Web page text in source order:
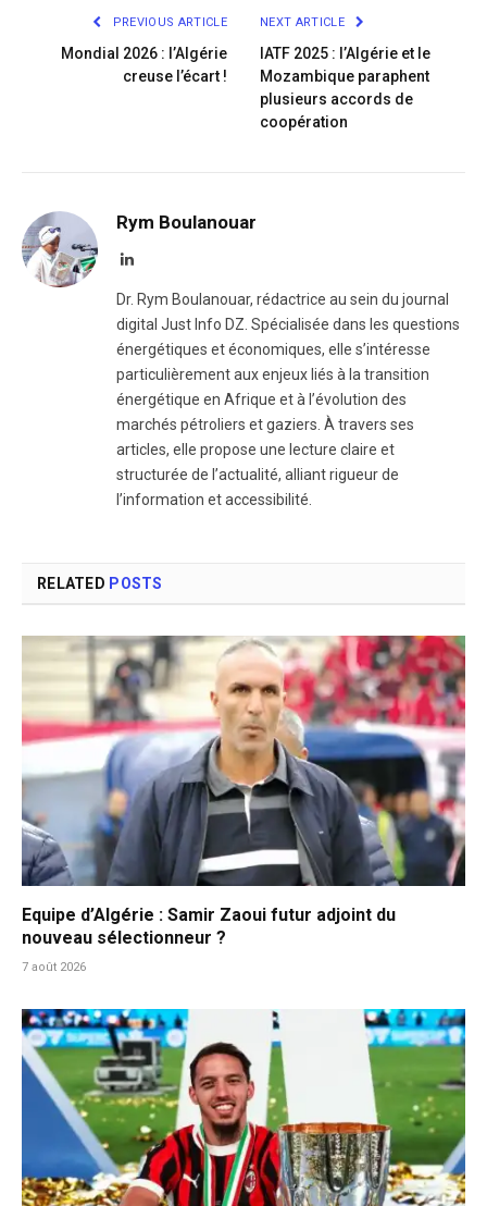
PREVIOUS ARTICLE
Mondial 2026 : l’Algérie
creuse l’écart !
NEXT ARTICLE
IATF 2025 : l’Algérie et le
Mozambique paraphent
plusieurs accords de
coopération
Rym Boulanouar
LinkedIn
Dr. Rym Boulanouar, rédactrice au sein du journal
digital Just Info DZ. Spécialisée dans les questions
énergétiques et économiques, elle s’intéresse
particulièrement aux enjeux liés à la transition
énergétique en Afrique et à l’évolution des
marchés pétroliers et gaziers. À travers ses
articles, elle propose une lecture claire et
structurée de l’actualité, alliant rigueur de
l’information et accessibilité.
RELATED POSTS
Equipe d’Algérie : Samir Zaoui futur adjoint du
nouveau sélectionneur ?
7 août 2026